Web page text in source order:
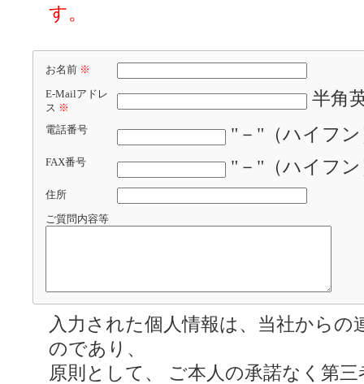
す。
お名前 ※
E-Mailアドレ
ス ※ 半角
電話番号 "－"（ハイフ
FAX番号 "－"（ハイフ
住所
ご質問内容等
入力された個人情報は、当社からの
のであり、
原則として、 ご本人の承諾なく第